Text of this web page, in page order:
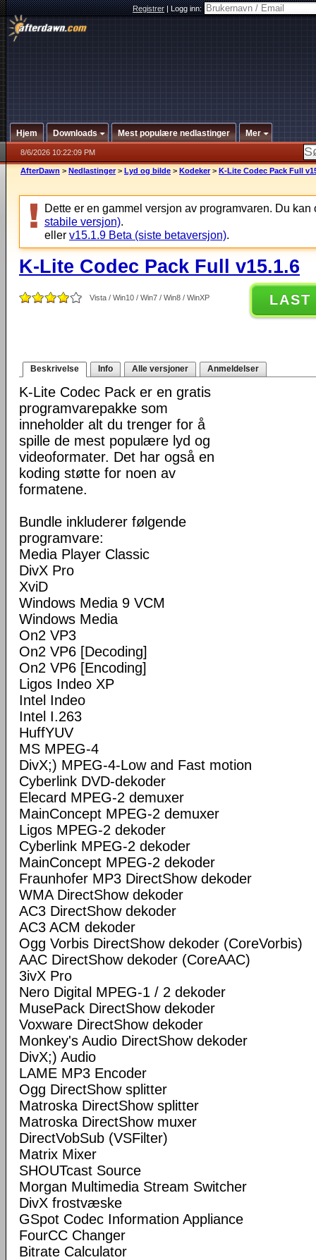
Registrer|Logg inn:
Hjem Downloads Mest populære nedlastinger Mer
8/6/2026 10:22:09 PM
AfterDawn > Nedlastinger > Lyd og bilde > Kodeker > K-Lite Codec Pack Full
Dette er en gammel versjon av programvaren. Du
stabile versjon).
eller v15.1.9 Beta (siste betaversjon).
K-Lite Codec Pack Full v15.1.6
Vista / Win10 / Win7 / Win8 / WinXP LAST
Beskrivelse Info Alle versjoner Anmeldelser
K-Lite Codec Pack er en gratis
programvarepakke som
inneholder alt du trenger for å
spille de mest populære lyd og
videoformater. Det har også en
koding støtte for noen av
formatene.
Bundle inkluderer følgende
programvare:
Media Player Classic
DivX Pro
XviD
Windows Media 9 VCM
Windows Media
On2 VP3
On2 VP6 [Decoding]
On2 VP6 [Encoding]
Ligos Indeo XP
Intel Indeo
Intel I.263
HuffYUV
MS MPEG-4
DivX;) MPEG-4-Low and Fast motion
Cyberlink DVD-dekoder
Elecard MPEG-2 demuxer
MainConcept MPEG-2 demuxer
Ligos MPEG-2 dekoder
Cyberlink MPEG-2 dekoder
MainConcept MPEG-2 dekoder
Fraunhofer MP3 DirectShow dekoder
WMA DirectShow dekoder
AC3 DirectShow dekoder
AC3 ACM dekoder
Ogg Vorbis DirectShow dekoder (CoreVorbis)
AAC DirectShow dekoder (CoreAAC)
3ivX Pro
Nero Digital MPEG-1 / 2 dekoder
MusePack DirectShow dekoder
Voxware DirectShow dekoder
Monkey's Audio DirectShow dekoder
DivX;) Audio
LAME MP3 Encoder
Ogg DirectShow splitter
Matroska DirectShow splitter
Matroska DirectShow muxer
DirectVobSub (VSFilter)
Matrix Mixer
SHOUTcast Source
Morgan Multimedia Stream Switcher
DivX frostvæske
GSpot Codec Information Appliance
FourCC Changer
Bitrate Calculator